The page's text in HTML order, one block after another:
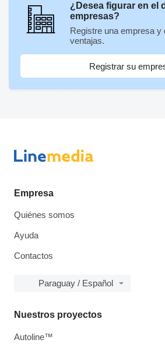
¿Desea figurar en el
empresas?
Registre una empresa y
ventajas.
Registrar su
Empresa
Quiénes somos
Ayuda
Contactos
Paraguay / Español
Nuestros proyectos
Autoline™